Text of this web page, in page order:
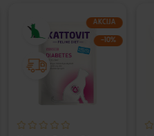
AKCIJA
−10%